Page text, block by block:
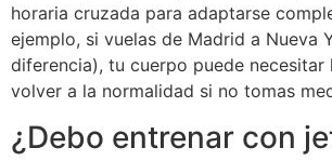
horaria cruzada para adaptarse
ejemplo, si vuelas de Madrid a Nueva
diferencia), tu cuerpo puede necesitar
volver a la normalidad si no tomas
¿Debo entrenar con